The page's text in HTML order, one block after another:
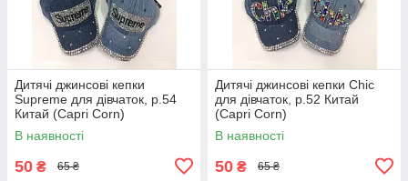
Дитячі джинсові кепки
Supreme для дівчаток, р.54
Китай (Capri Corn)
В наявності
50 ₴ 65 ₴
Дитячі джинсові кепки Chic
для дівчаток, р.52 Китай
(Capri Corn)
В наявності
50 ₴ 65 ₴